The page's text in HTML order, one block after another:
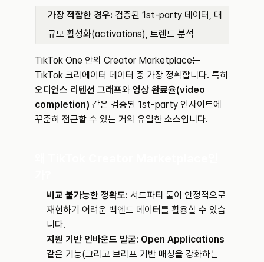
가장 적합한 경우: 검증된 1st-party 데이터, 대
규모 활성화(activations), 트렌드 분석
TikTok One 안의 Creator Marketplace는
오디언스 리텐션 그래프와 영상 완료율(video
completion) 같은 검증된 1st-party 인사이트에
꾸준히 접근할 수 있는 거의 유일한 소스입니다.
비교 불가능한 정확도: 서드파티 툴이 안정적으로
재현하기 어려운 백엔드 데이터를 활용할 수 있습
니다.
지원 기반 인바운드 발굴: Open Applications
같은 기능(그리고 브리프 기반 매칭을 강화하는